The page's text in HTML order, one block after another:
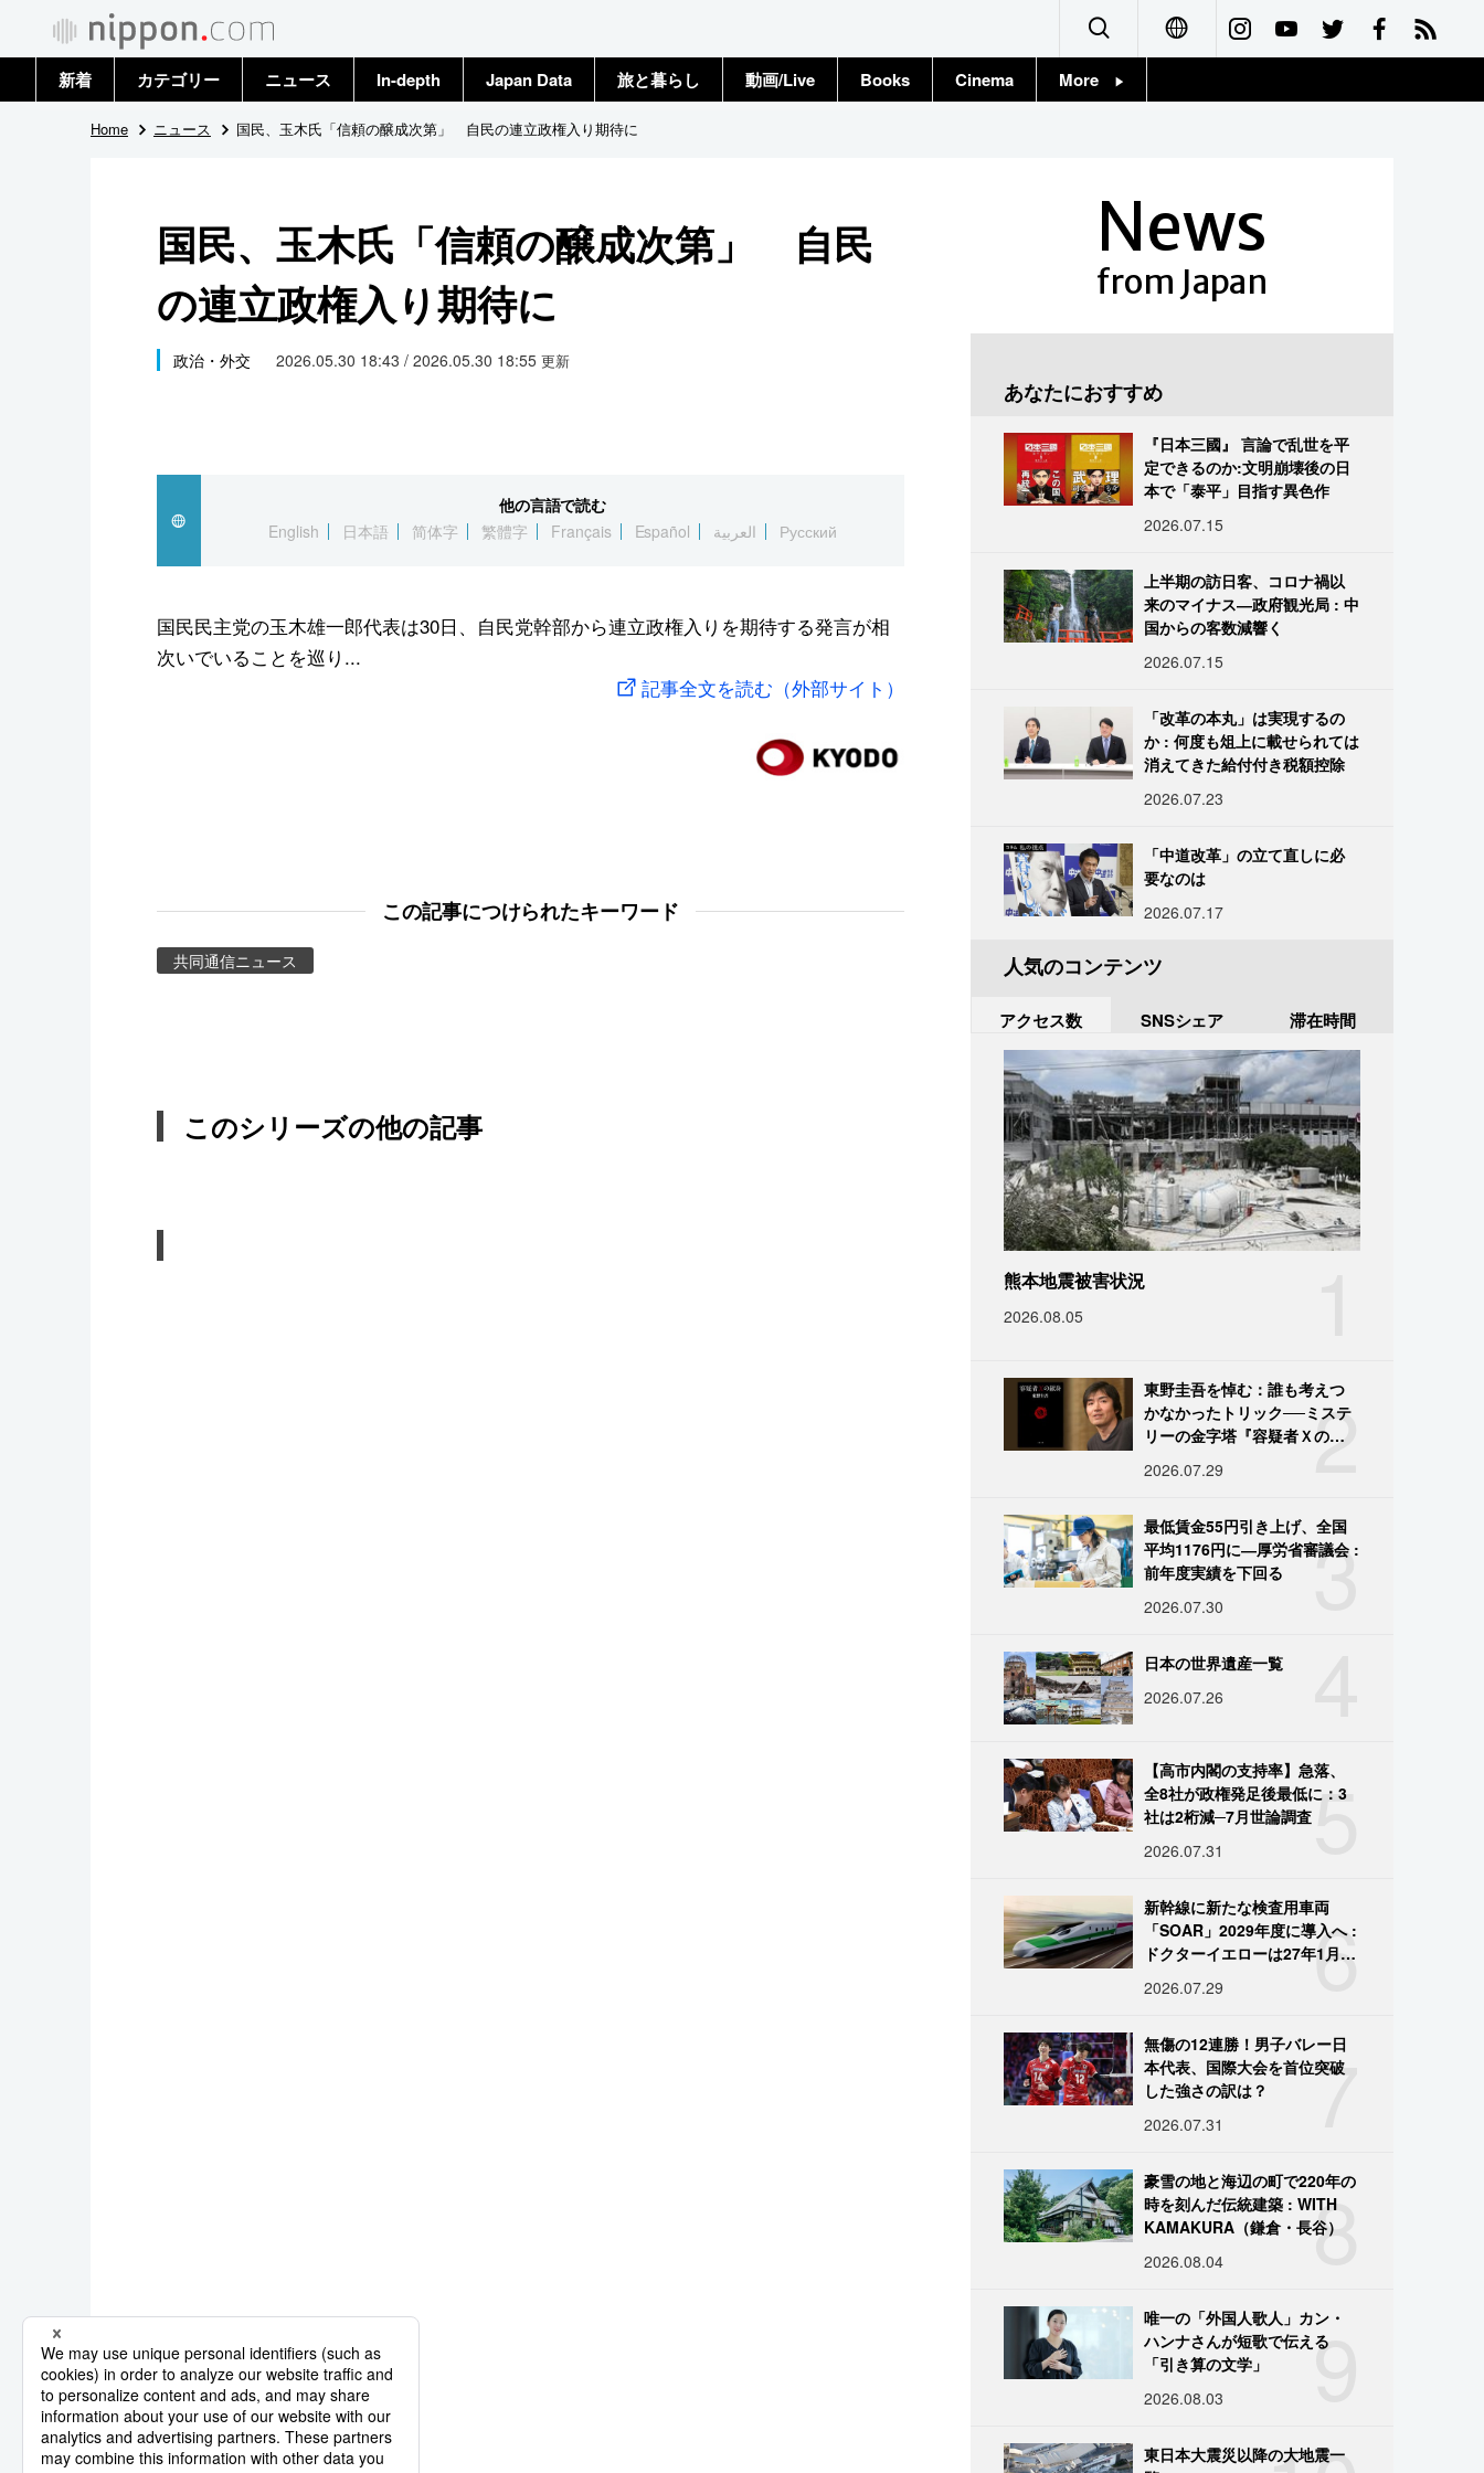
Français
新着 カテゴリー
政治・外交
国際
社会
文化
スポーツ・東京2020
ニュース
トップ
In-depth Japan Data 旅と暮らし 動画/Live Books Cinema More
Home ニュース 国民、玉木氏「信頼の醸成次第」 自民の連立政権入り期待に
国民、玉木氏「信頼の醸成次第」 自民
の連立政権入り期待に
政治・外交 2026.05.30 18:43 / 2026.05.30 18:55 更新
他の言語で読む
English
日本語 简体字 繁體字 Français Español العربية Русский
国民民主党の玉木雄一郎代表は30日、自民党幹部から連立政権入りを期待する発言が相
次いでいることを巡り...
記事全文を読む（外部サイト）
この記事につけられたキーワード
共同通信ニュース
このシリーズの他の記事
News
from Japan
あなたにおすすめ
『日本三國』 言論で乱世を平
定できるのか:文明崩壊後の日
本で「泰平」目指す異色作
2026.07.15
上半期の訪日客、コロナ禍以
来のマイナス―政府観光局 : 中
国からの客数減響く
2026.07.15
「改革の本丸」は実現するの
か : 何度も俎上に載せられては
消えてきた給付付き税額控除
2026.07.23
「中道改革」の立て直しに必
要なのは
2026.07.17
人気のコンテンツ
アクセス数 SNSシェア 滞在時間
熊本地震被害状況
2026.08.05
2
東野圭吾を悼む：誰も考えつ
かなかったトリック──ミステ
リーの金字塔『容疑者Ｘの献
2026.07.29
3
最低賃金55円引き上げ、全国
平均1176円に―厚労省審議会 :
前年度実績を下回る
2026.07.30
日本の世界遺産一覧
2026.07.26
5
【高市内閣の支持率】急落、
全8社が政権発足後最低に：3
社は2桁減─7月世論調査
2026.07.31
6
新幹線に新たな検査用車両
「SOAR」2029年度に導入へ :
ドクターイエローは27年1月に
2026.07.29
7
無傷の12連勝！男子バレー日
本代表、国際大会を首位突破
した強さの訳は？
2026.07.31
8
豪雪の地と海辺の町で220年の
時を刻んだ伝統建築 : WITH
KAMAKURA（鎌倉・長谷）
2026.08.04
9
唯一の「外国人歌人」カン・
ハンナさんが短歌で伝える
「引き算の文学」
2026.08.03
東日本大震災以降の大地震一